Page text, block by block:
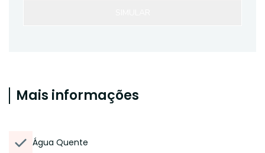
Mais informações
Água Quente